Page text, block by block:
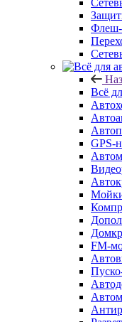
Флеш-
Всё
GPS-
FM-